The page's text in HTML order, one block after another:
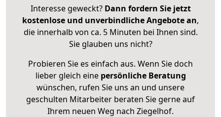
Interesse geweckt? Dann fordern Sie jetzt
kostenlose und unverbindliche Angebote an,
die innerhalb von ca. 5 Minuten bei Ihnen sind.
Sie glauben uns nicht?
Probieren Sie es einfach aus. Wenn Sie doch
lieber gleich eine persönliche Beratung
wünschen, rufen Sie uns an und unsere
geschulten Mitarbeiter beraten Sie gerne auf
Ihrem neuen Weg nach Ziegelhof.